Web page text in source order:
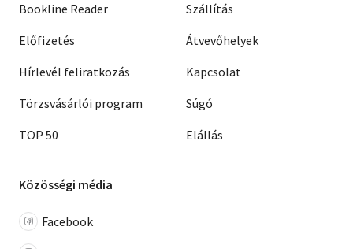
Bookline Reader
Előfizetés
Hírlevél feliratkozás
Törzsvásárlói program
TOP 50
Szállítás
Átvevőhelyek
Kapcsolat
Súgó
Elállás
Közösségi média
Facebook